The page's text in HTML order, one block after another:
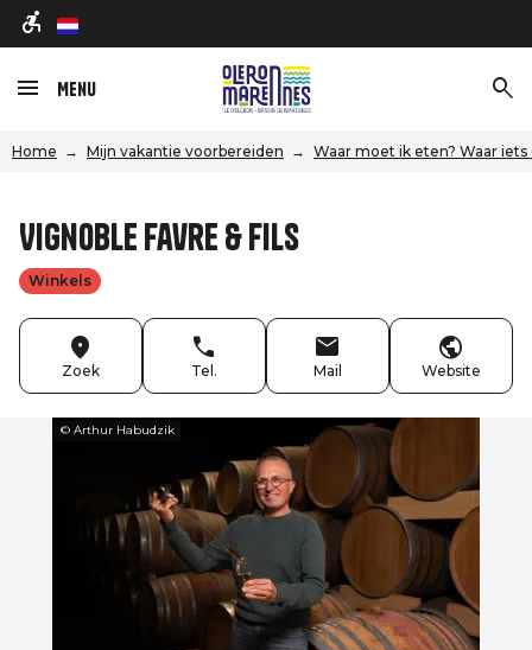
nl
Menu
Home Mijn vakantie voorbereiden Waar moet ik eten? Waar iets
Vignoble Favre & Fils
Winkels
Zoek Tel. Mail Website
© Arthur Habudzik